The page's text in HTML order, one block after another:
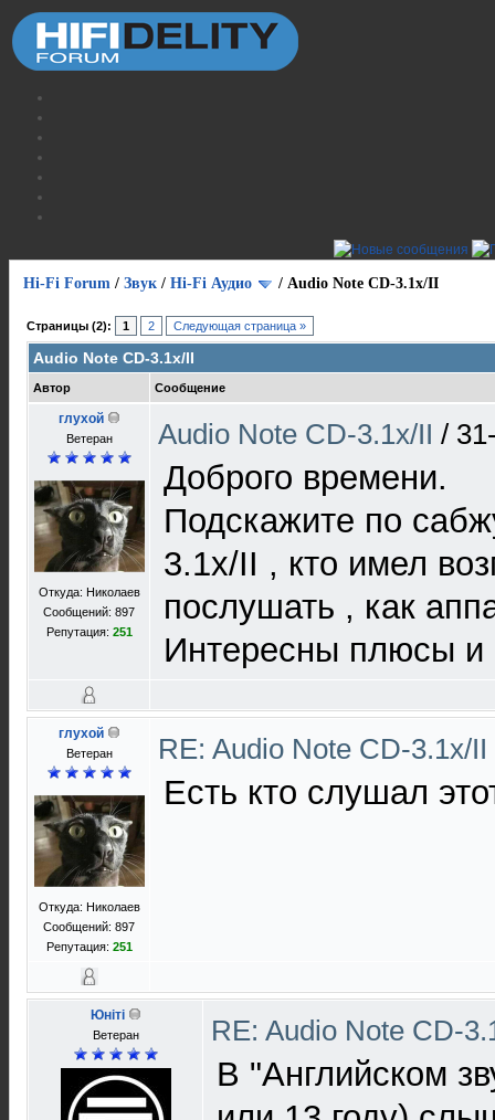
Hi-Fi Forum / Звук / Hi-Fi Аудио / Audio Note CD-3.1x/II
Страницы (2): 1 2 Следующая страница »
Audio Note CD-3.1x/II
Автор Сообщение
глухой
Ветеран
Откуда: Николаев
Сообщений: 897
Репутация: 251
Audio Note CD-3.1x/II /
Доброго времени.
Подскажите по
3.1x/II , кто имел
послушать , как
Интересны плюсы
глухой
Ветеран
Откуда: Николаев
Сообщений: 897
Репутация: 251
RE: Audio Note CD-3.1x/II
Есть кто слушал
Юнiтi
Ветеран RE: Audio Note CD-
В "Английском